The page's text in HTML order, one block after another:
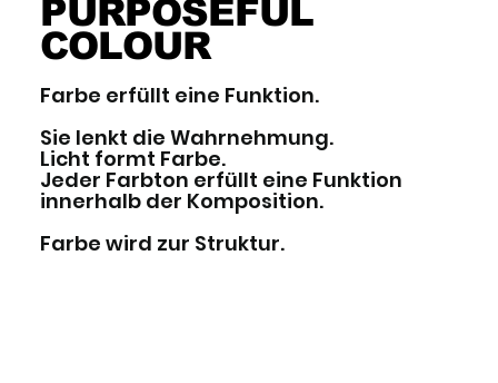
PURPOSEFUL
COLOUR
Farbe erfüllt eine Funktion.
Sie lenkt die Wahrnehmung.
Licht formt Farbe.
Jeder Farbton erfüllt eine Funktion
innerhalb der Komposition.
Farbe wird zur Struktur.